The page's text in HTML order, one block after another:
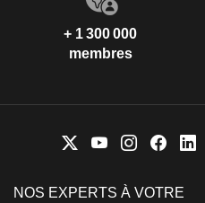
+ 1 300 000
membres
NOS EXPERTS À VOTRE